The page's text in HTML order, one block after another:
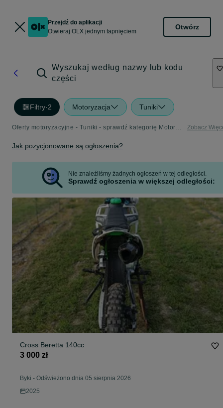
Przejdź do aplikacji
Otwieraj OLX jednym tapnięciem
Otwórz
Wyszukaj według nazwy lub kodu
części
Filtry·2 Motoryzacja Tuniki
Oferty motoryzacyjne - Tuniki - sprawdź kategorię Motoryzacja Zobacz
Jak pozycjonowane są ogłoszenia?
Nie znaleźliśmy żadnych ogłoszeń w tej odległości.
Sprawdź ogłoszenia w większej odległości:
Cross Beretta 140cc
3 000 zł
Byki - Odświeżono dnia 05 sierpnia 2026
2025